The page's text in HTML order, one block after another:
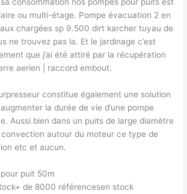
ou multi-étage. Pompe évacuation 2 en
chargées sp 9.500 dirt karcher tuyau de
ne trouvez pas la. Et le jardinage c’est
que j’ai été attiré par la récupération
aerien | raccord embout.
constitue également une solution
la durée de vie d’une pompe
Aussi bien dans un puits de large diamètre
convection autour du moteur ce type de
etc et aucun.
puit 50m
de 8000 référencesen stock